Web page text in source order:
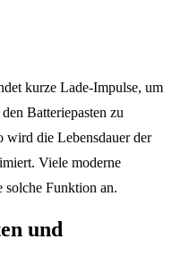
kurze Lade-Impulse, um
Batteriepasten zu
wird die Lebensdauer der
Viele moderne
solche Funktion an.
und